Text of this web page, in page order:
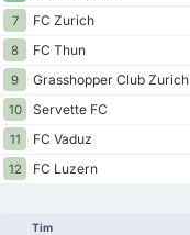
7
FC Zurich
8
FC Thun
9
Grasshopper Club Zurich
10
Servette FC
11
FC Vaduz
12
FC Luzern
Tim